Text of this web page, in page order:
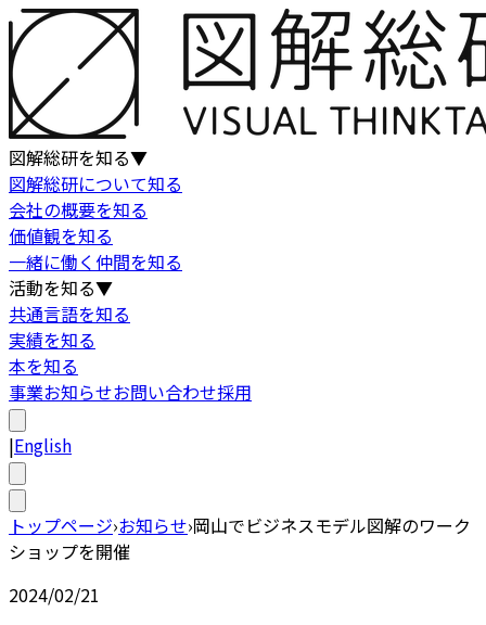
図解総研を知る▼
図解総研について知る
会社の概要を知る
価値観を知る
一緒に働く仲間を知る
活動を知る▼
共通言語を知る
実績を知る
本を知る
事業お知らせお問い合わせ採用
|English
トップページ›お知らせ›岡山でビジネスモデル図解のワーク
ショップを開催
2024/02/21